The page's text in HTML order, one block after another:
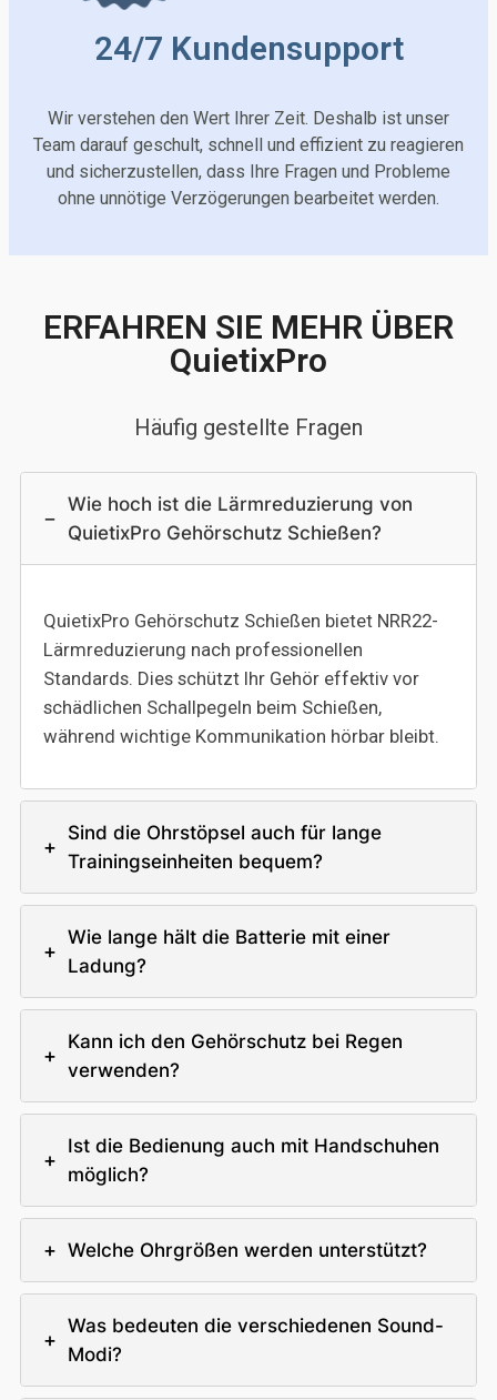
24/7 Kundensupport
Wir verstehen den Wert Ihrer Zeit. Deshalb ist unser
Team darauf geschult, schnell und effizient zu reagieren
und sicherzustellen, dass Ihre Fragen und Probleme
ohne unnötige Verzögerungen bearbeitet werden.
ERFAHREN SIE MEHR ÜBER
QuietixPro
Häufig gestellte Fragen
−
Wie hoch ist die Lärmreduzierung von
QuietixPro Gehörschutz Schießen?
QuietixPro Gehörschutz Schießen bietet NRR22-
Lärmreduzierung nach professionellen
Standards. Dies schützt Ihr Gehör effektiv vor
schädlichen Schallpegeln beim Schießen,
während wichtige Kommunikation hörbar bleibt.
+
Sind die Ohrstöpsel auch für lange
Trainingseinheiten bequem?
+
Wie lange hält die Batterie mit einer
Ladung?
+
Kann ich den Gehörschutz bei Regen
verwenden?
+
Ist die Bedienung auch mit Handschuhen
möglich?
+ Welche Ohrgrößen werden unterstützt?
+
Was bedeuten die verschiedenen Sound-
Modi?